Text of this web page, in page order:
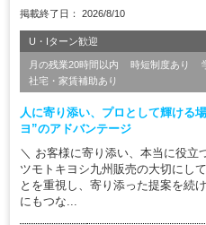
掲載終了日： 2026/8/10
U・Iターン歓迎
月の残業20時間以内 時短制度あり
社宅・家賃補助あり
人に寄り添い、プロとして輝ける
ヨ”のアドバンテージ
＼ お客様に寄り添い、本当に役立
ツモトキヨシ九州販売の大切にし
とを重視し、寄り添った提案を続
にもつな...